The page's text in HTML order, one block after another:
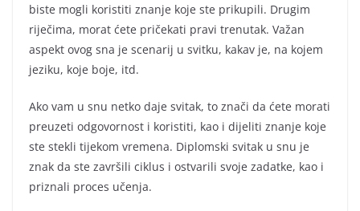
biste mogli koristiti znanje koje ste prikupili. Drugim
riječima, morat ćete pričekati pravi trenutak. Važan
aspekt ovog sna je scenarij u svitku, kakav je, na kojem
jeziku, koje boje, itd.
Ako vam u snu netko daje svitak, to znači da ćete morati
preuzeti odgovornost i koristiti, kao i dijeliti znanje koje
ste stekli tijekom vremena. Diplomski svitak u snu je
znak da ste završili ciklus i ostvarili svoje zadatke, kao i
priznali proces učenja.